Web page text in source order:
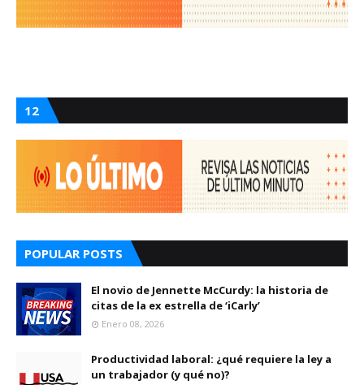
12
POPULAR POSTS
El novio de Jennette McCurdy: la historia de
citas de la ex estrella de ‘iCarly’
Enero 08, 2026
Productividad laboral: ¿qué requiere la ley a
un trabajador (y qué no)?